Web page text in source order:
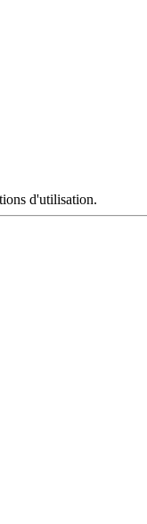
d'utilisation.